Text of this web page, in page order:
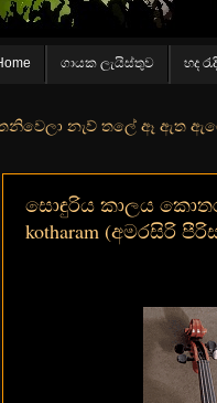
ගායක ලැයිස්තුව හද
තලේ ඈ ඇත ඇගේ
සොඳුරිය කාලය
kotharam (අමරසිරි